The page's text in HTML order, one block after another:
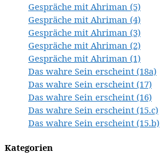
Gespräche mit Ahriman (5)
Gespräche mit Ahriman (4)
Gespräche mit Ahriman (3)
Gespräche mit Ahriman (2)
Gespräche mit Ahriman (1)
Das wahre Sein erscheint (18a)
Das wahre Sein erscheint (17)
Das wahre Sein erscheint (16)
Das wahre Sein erscheint (15.c)
Das wahre Sein erscheint (15.b)
Kategorien